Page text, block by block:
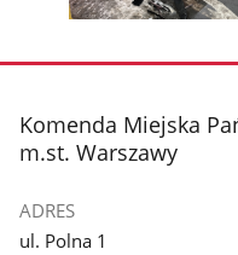
zdjęcie
galerii.
stopka
Komenda Miejska
m.st. Warszawy
ADRES
ul. Polna 1